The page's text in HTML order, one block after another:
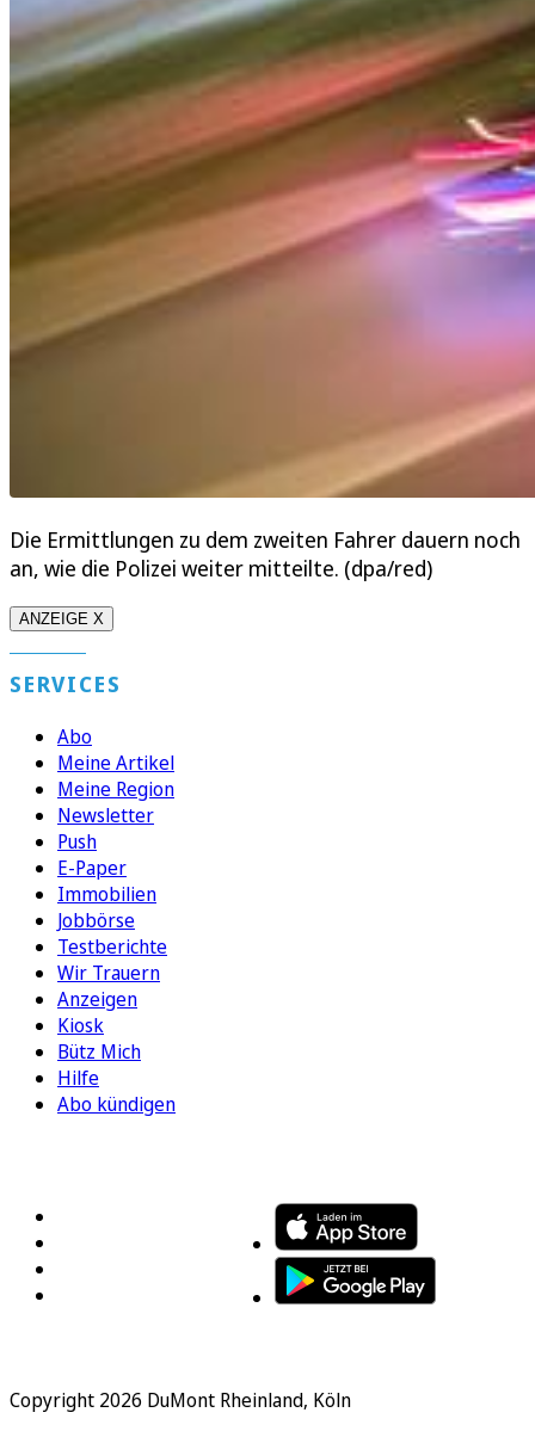
Die Ermittlungen zu dem zweiten Fahrer dauern noch
an, wie die Polizei weiter mitteilte. (dpa/red)
ANZEIGE X
SERVICES
Abo
Meine Artikel
Meine Region
Newsletter
Push
E-Paper
Immobilien
Jobbörse
Testberichte
Wir Trauern
Anzeigen
Kiosk
Bütz Mich
Hilfe
Abo kündigen
Copyright 2026 DuMont Rheinland, Köln